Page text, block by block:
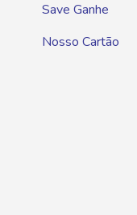
Save Ganhe
Nosso Cartão